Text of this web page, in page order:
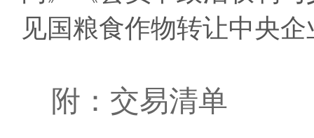
见国粮食作物转让中央
附：交易清单